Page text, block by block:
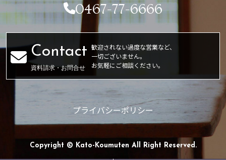
0467-77-6666
資料請求・お問合せ
歓迎されない過度な営業など、
一切ございません。
お気軽にご相談ください。
プライバシーポリシー
Copyright © Kato-Koumuten All Right Reserved.